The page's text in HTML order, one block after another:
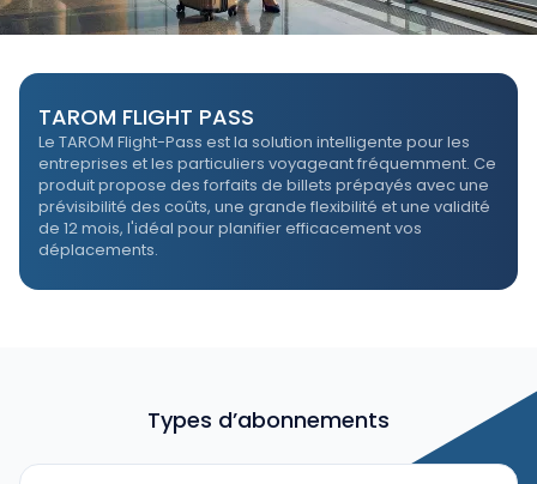
TAROM FLIGHT PASS
Le TAROM Flight-Pass est la solution intelligente pour les
entreprises et les particuliers voyageant fréquemment. Ce
produit propose des forfaits de billets prépayés avec une
prévisibilité des coûts, une grande flexibilité et une validité
de 12 mois, l'idéal pour planifier efficacement vos
déplacements.
Types d’abonnements